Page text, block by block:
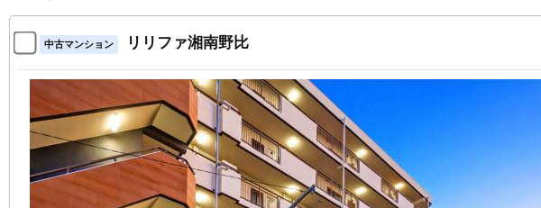
中古マンション リリファ湘南野比